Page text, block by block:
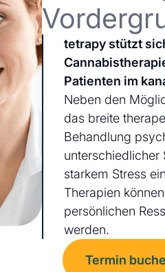
tetrapy stützt
Patienten im
Neben den
das breite
Behandlung
unterschiedlicher
starkem Stress
Therapien
persönlichen
werden.
Termin